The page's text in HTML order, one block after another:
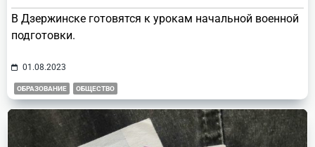
В Дзержинске готовятся к урокам начальной военной
подготовки.
01.08.2023
ОБРАЗОВАНИЕ ОБЩЕСТВО